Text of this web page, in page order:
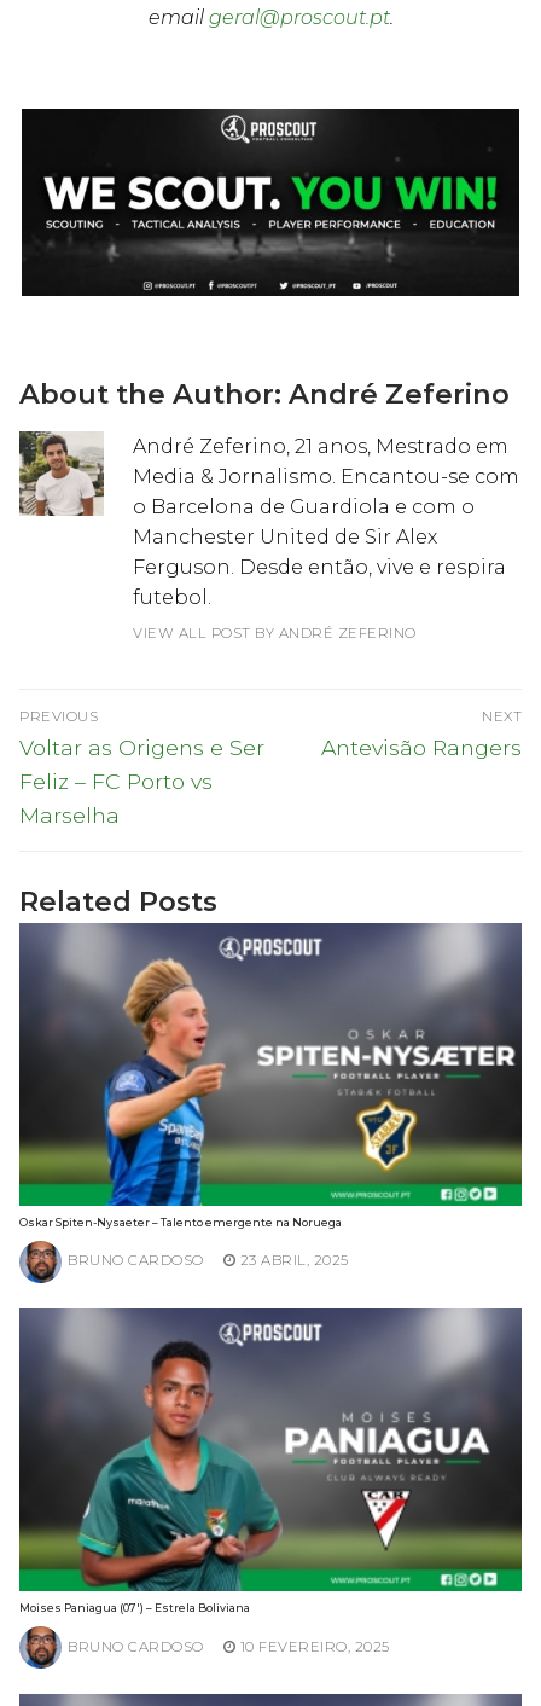
email geral@proscout.pt.
About the Author: André Zeferino
André Zeferino, 21 anos, Mestrado em
Media & Jornalismo. Encantou-se com
o Barcelona de Guardiola e com o
Manchester United de Sir Alex
Ferguson. Desde então, vive e respira
futebol.
VIEW ALL POST BY ANDRÉ ZEFERINO
Navegação
de
artigos
PREVIOUS
Previous
post:
Voltar as Origens e Ser
Feliz – FC Porto vs
Marselha
NEXT
Next
Antevisão Rangers
Related Posts
Oskar Spiten-Nysaeter – Talento emergente na Noruega
BRUNO CARDOSO 23 ABRIL, 2025
Moises Paniagua (07′) – Estrela Boliviana
BRUNO CARDOSO 10 FEVEREIRO, 2025